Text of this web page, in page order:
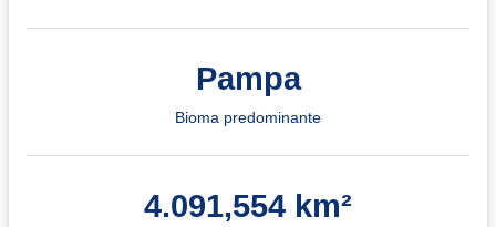
Pampa
Bioma predominante
4.091,554 km²